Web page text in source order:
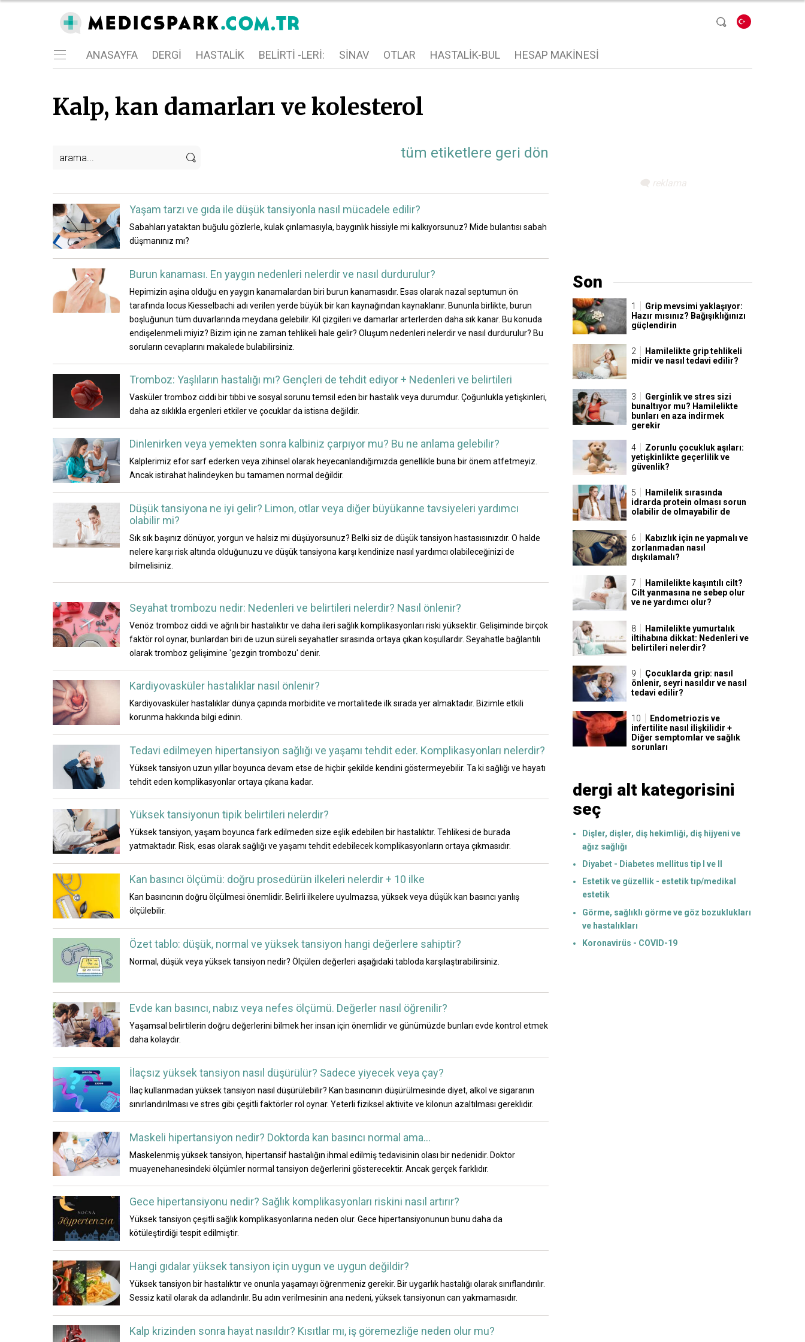
ANASAYFA DERGI HASTALIK BELIRTI -LERI: SINAV OTLAR HASTALIK-BUL HESAP MAKINESI
Kalp, kan damarları ve kolesterol
tüm etiketlere geri dön
Yaşam tarzı ve gıda ile düşük tansiyonla nasıl mücadele edilir?
Sabahları yataktan buğulu gözlerle, kulak çınlamasıyla, baygınlık hissiyle mi kalkıyorsunuz? Mide bulantısı sabah
düşmanınız mı?
Burun kanaması. En yaygın nedenleri nelerdir ve nasıl durdurulur?
Hepimizin aşina olduğu en yaygın kanamalardan biri burun kanamasıdır. Esas olarak nazal septumun ön
tarafında locus Kiesselbachi adı verilen yerde büyük bir kan kaynağından kaynaklanır. Bununla birlikte, burun
boşluğunun tüm duvarlarında meydana gelebilir. Kıl çizgileri ve damarlar arterlerden daha sık kanar. Bu konuda
endişelenmeli miyiz? Bizim için ne zaman tehlikeli hale gelir? Oluşum nedenleri nelerdir ve nasıl durdurulur? Bu
soruların cevaplarını makalede bulabilirsiniz.
Tromboz: Yaşlıların hastalığı mı? Gençleri de tehdit ediyor + Nedenleri ve belirtileri
Vasküler tromboz ciddi bir tıbbi ve sosyal sorunu temsil eden bir hastalık veya durumdur. Çoğunlukla yetişkinleri,
daha az sıklıkla ergenleri etkiler ve çocuklar da istisna değildir.
Dinlenirken veya yemekten sonra kalbiniz çarpıyor mu? Bu ne anlama gelebilir?
Kalplerimiz efor sarf ederken veya zihinsel olarak heyecanlandığımızda genellikle buna bir önem atfetmeyiz.
Ancak istirahat halindeyken bu tamamen normal değildir.
Düşük tansiyona ne iyi gelir? Limon, otlar veya diğer büyükanne tavsiyeleri yardımcı
olabilir mi?
Sık sık başınız dönüyor, yorgun ve halsiz mi düşüyorsunuz? Belki siz de düşük tansiyon hastasısınızdır. O halde
nelere karşı risk altında olduğunuzu ve düşük tansiyona karşı kendinize nasıl yardımcı olabileceğinizi de
bilmelisiniz.
Seyahat trombozu nedir: Nedenleri ve belirtileri nelerdir? Nasıl önlenir?
Venöz tromboz ciddi ve ağrılı bir hastalıktır ve daha ileri sağlık komplikasyonları riski yüksektir. Gelişiminde birçok
faktör rol oynar, bunlardan biri de uzun süreli seyahatler sırasında ortaya çıkan koşullardır. Seyahatle bağlantılı
olarak tromboz gelişimine 'gezgin trombozu' denir.
Kardiyovasküler hastalıklar nasıl önlenir?
Kardiyovasküler hastalıklar dünya çapında morbidite ve mortalitede ilk sırada yer almaktadır. Bizimle etkili
korunma hakkında bilgi edinin.
Tedavi edilmeyen hipertansiyon sağlığı ve yaşamı tehdit eder. Komplikasyonları nelerdir?
Yüksek tansiyon uzun yıllar boyunca devam etse de hiçbir şekilde kendini göstermeyebilir. Ta ki sağlığı ve hayatı
tehdit eden komplikasyonlar ortaya çıkana kadar.
Yüksek tansiyonun tipik belirtileri nelerdir?
Yüksek tansiyon, yaşam boyunca fark edilmeden size eşlik edebilen bir hastalıktır. Tehlikesi de burada
yatmaktadır. Risk, esas olarak sağlığı ve yaşamı tehdit edebilecek komplikasyonların ortaya çıkmasıdır.
Kan basıncı ölçümü: doğru prosedürün ilkeleri nelerdir + 10 ilke
Kan basıncının doğru ölçülmesi önemlidir. Belirli ilkelere uyulmazsa, yüksek veya düşük kan basıncı yanlış
ölçülebilir.
Özet tablo: düşük, normal ve yüksek tansiyon hangi değerlere sahiptir?
Normal, düşük veya yüksek tansiyon nedir? Ölçülen değerleri aşağıdaki tabloda karşılaştırabilirsiniz.
Evde kan basıncı, nabız veya nefes ölçümü. Değerler nasıl öğrenilir?
Yaşamsal belirtilerin doğru değerlerini bilmek her insan için önemlidir ve günümüzde bunları evde kontrol etmek
daha kolaydır.
İlaçsız yüksek tansiyon nasıl düşürülür? Sadece yiyecek veya çay?
İlaç kullanmadan yüksek tansiyon nasıl düşürülebilir? Kan basıncının düşürülmesinde diyet, alkol ve sigaranın
sınırlandırılması ve stres gibi çeşitli faktörler rol oynar. Yeterli fiziksel aktivite ve kilonun azaltılması gereklidir.
Maskeli hipertansiyon nedir? Doktorda kan basıncı normal ama...
Maskelenmiş yüksek tansiyon, hipertansif hastalığın ihmal edilmiş tedavisinin olası bir nedenidir. Doktor
muayenehanesindeki ölçümler normal tansiyon değerlerini gösterecektir. Ancak gerçek farklıdır.
Gece hipertansiyonu nedir? Sağlık komplikasyonları riskini nasıl artırır?
Yüksek tansiyon çeşitli sağlık komplikasyonlarına neden olur. Gece hipertansiyonunun bunu daha da
kötüleştirdiği tespit edilmiştir.
Hangi gıdalar yüksek tansiyon için uygun ve uygun değildir?
Yüksek tansiyon bir hastalıktır ve onunla yaşamayı öğrenmeniz gerekir. Bir uygarlık hastalığı olarak sınıflandırılır.
Sessiz katil olarak da adlandırılır. Bu adın verilmesinin ana nedeni, yüksek tansiyonun can yakmamasıdır.
Kalp krizinden sonra hayat nasıldır? Kısıtlar mı, iş göremezliğe neden olur mu?
Son
Grip mevsimi yaklaşıyor:
Hazır mısınız? Bağışıklığınızı
güçlendirin
Hamilelikte grip tehlikeli
midir ve nasıl tedavi edilir?
Gerginlik ve stres sizi
bunaltıyor mu? Hamilelikte
bunları en aza indirmek
gerekir
Zorunlu çocukluk aşıları:
yetişkinlikte geçerlilik ve
güvenlik?
Hamilelik sırasında
idrarda protein olması sorun
olabilir de olmayabilir de
Kabızlık için ne yapmalı ve
zorlanmadan nasıl
dışkılamalı?
Hamilelikte kaşıntılı cilt?
Cilt yanmasına ne sebep olur
ve ne yardımcı olur?
Hamilelikte yumurtalık
iltihabına dikkat: Nedenleri ve
belirtileri nelerdir?
Çocuklarda grip: nasıl
önlenir, seyri nasıldır ve nasıl
tedavi edilir?
Endometriozis ve
infertilite nasıl ilişkilidir +
Diğer semptomlar ve sağlık
sorunları
dergi alt kategorisini
seç
Dişler, dişler, diş hekimliği, diş hijyeni ve
ağız sağlığı
Diyabet - Diabetes mellitus tip I ve II
Estetik ve güzellik - estetik tıp/medikal
estetik
Görme, sağlıklı görme ve göz bozuklukları
ve hastalıkları
Koronavirüs - COVID-19